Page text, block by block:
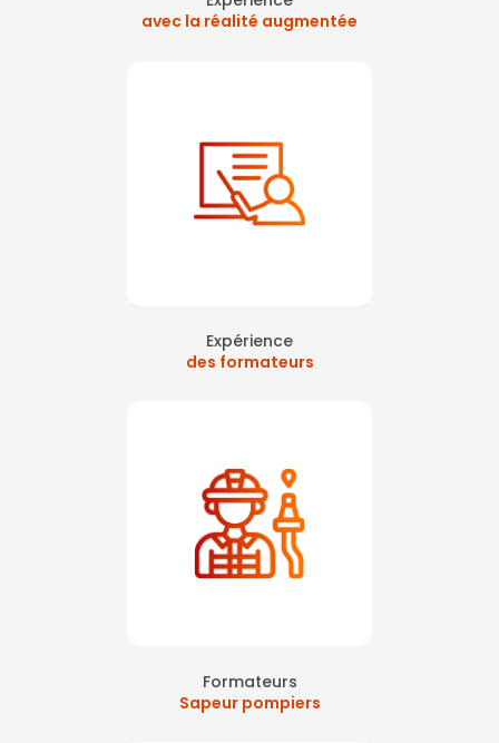
avec la réalité augmentée
Expérience
des formateurs
Formateurs
Sapeur pompiers